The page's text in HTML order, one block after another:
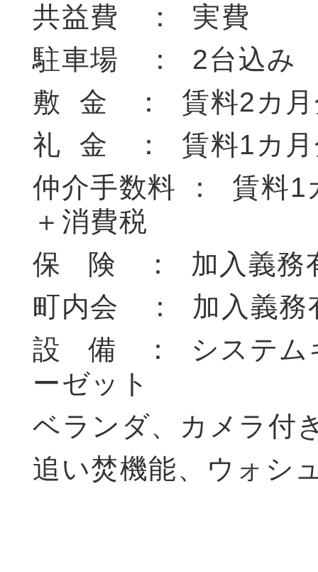
共益費 ： 実費
駐車場 ： 2台込み
敷 金 ： 賃料2カ月
礼 金 ： 賃料1カ月
仲介手数料 ： 賃料1
＋消費税
保 険 ： 加入義務
町内会 ： 加入義務
設 備 ： システム
ーゼット
ベランダ、カメラ付
追い焚機能、ウォシ